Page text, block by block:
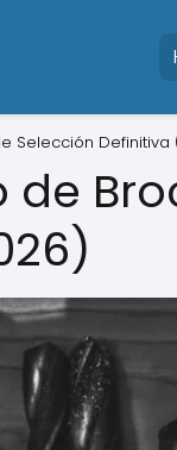
Selección Definitiva